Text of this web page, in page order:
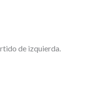
de izquierda.